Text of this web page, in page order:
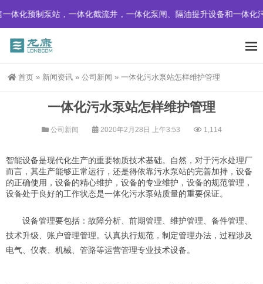
体化预制泵站，一体化截流井，一体化泵闸、隔油提升设备和一体化
首页 » 新闻资讯 » 公司新闻 » 一体化污水泵站怎样维护管理
一体化污水泵站怎样维护管理
公司新闻 2020年2月28日 上午3:53 1,114
智能设备是现代化生产的重要物质技术基础。自然，对于污水处理厂
而言，其生产能够正常运行，还是得依靠污水泵站的完善加持，设备
的正确使用，设备的精心维护，设备的专业维护，设备的规范管理，
设备处于良好的工作状态是一体化污水泵站质量的重要保证。
设备管理要包括： 故障分析、 前期管理、 维护管理、 备件管理、
技术升级 、账户管理管理。认真执行规范， 制定管理办法，过程涉及
电气、 仪表、 机械、 管路等运营管理专业技术设备。